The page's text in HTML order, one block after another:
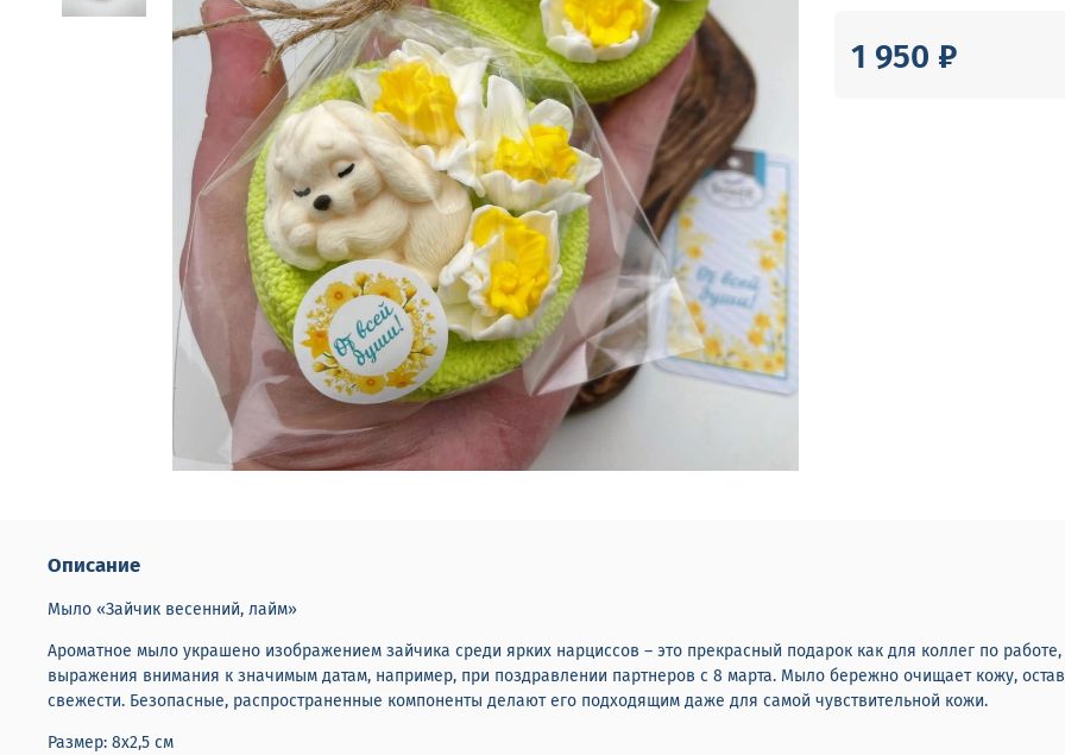
1 950 ₽
Описание
Мыло «Зайчик весенний, лайм»
Ароматное мыло украшено изображением зайчика среди ярких нарциссов – это прекрасный подарок как для коллег по
выражения внимания к значимым датам, например, при поздравлении партнеров с 8 марта. Мыло бережно очищает кожу,
свежести. Безопасные, распространенные компоненты делают его подходящим даже для самой чувствительной кожи.
Размер: 8х2,5 см